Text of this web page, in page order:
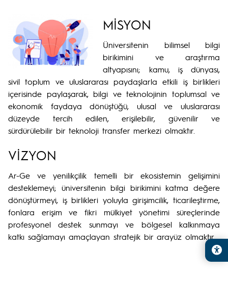
MİSYON
Üniversitenin bilimsel bilgi
birikimini ve araştırma
altyapısını; kamu, iş dünyası,
sivil toplum ve uluslararası paydaşlarla etkili iş birlikleri
içerisinde paylaşarak, bilgi ve teknolojinin toplumsal ve
ekonomik faydaya dönüştüğü, ulusal ve uluslararası
düzeyde tercih edilen, erişilebilir, güvenilir ve
sürdürülebilir bir teknoloji transfer merkezi olmaktır.
VİZYON
Ar-Ge ve yenilikçilik temelli bir ekosistemin gelişimini
desteklemeyi; üniversitenin bilgi birikimini katma değere
dönüştürmeyi, iş birlikleri yoluyla girişimcilik, ticarileştirme,
fonlara erişim ve fikri mülkiyet yönetimi süreçlerinde
profesyonel destek sunmayı ve bölgesel kalkınmaya
katkı sağlamayı amaçlayan stratejik bir arayüz olmaktır.